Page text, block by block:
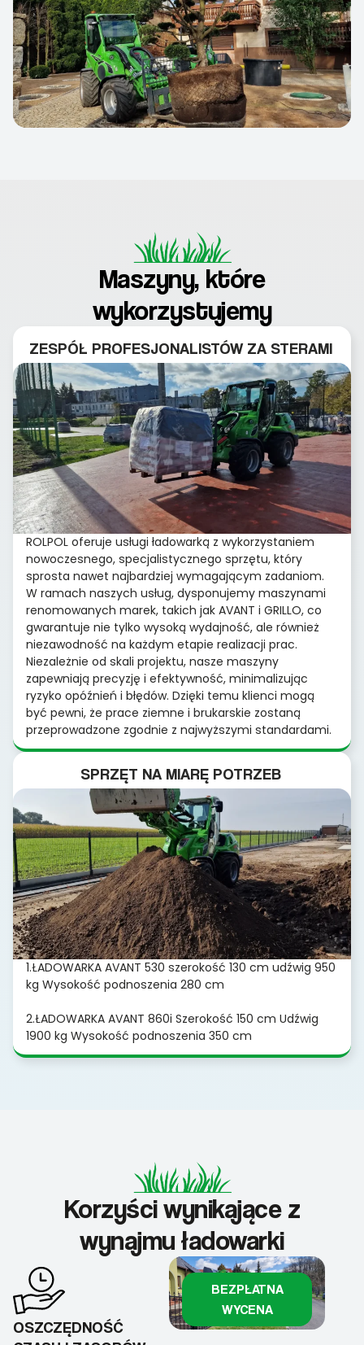
Maszyny, które
wykorzystujemy
ZESPÓŁ PROFESJONALISTÓW ZA STERAMI
ROLPOL oferuje usługi ładowarką z wykorzystaniem
nowoczesnego, specjalistycznego sprzętu, który
sprosta nawet najbardziej wymagającym zadaniom.
W ramach naszych usług, dysponujemy maszynami
renomowanych marek, takich jak AVANT i GRILLO, co
gwarantuje nie tylko wysoką wydajność, ale również
niezawodność na każdym etapie realizacji prac.
Niezależnie od skali projektu, nasze maszyny
zapewniają precyzję i efektywność, minimalizując
ryzyko opóźnień i błędów. Dzięki temu klienci mogą
być pewni, że prace ziemne i brukarskie zostaną
przeprowadzone zgodnie z najwyższymi standardami.
SPRZĘT NA MIARĘ POTRZEB
1.ŁADOWARKA AVANT 530 szerokość 130 cm udźwig 950
kg Wysokość podnoszenia 280 cm
2.ŁADOWARKA AVANT 860i Szerokość 150 cm Udźwig
1900 kg Wysokość podnoszenia 350 cm
Korzyści wynikające z
wynajmu ładowarki
OSZCZĘDNOŚĆ
BEZPŁATNA
WYCENA